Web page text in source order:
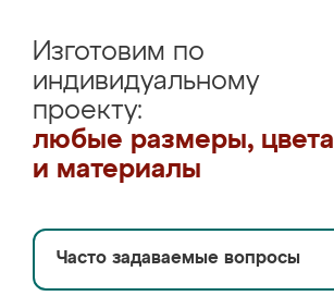
Изготовим по
индивидуальному
проекту:
любые размеры, цвета
и материалы
Часто задаваемые вопросы